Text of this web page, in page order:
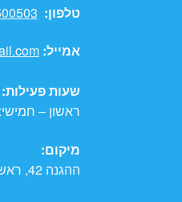
טלפון:
אמייל:
שעות פעילות:
ראשון – חמישי: 10:30 – 17:00.
מיקום:
ההגנה 42, ראשון לציון.